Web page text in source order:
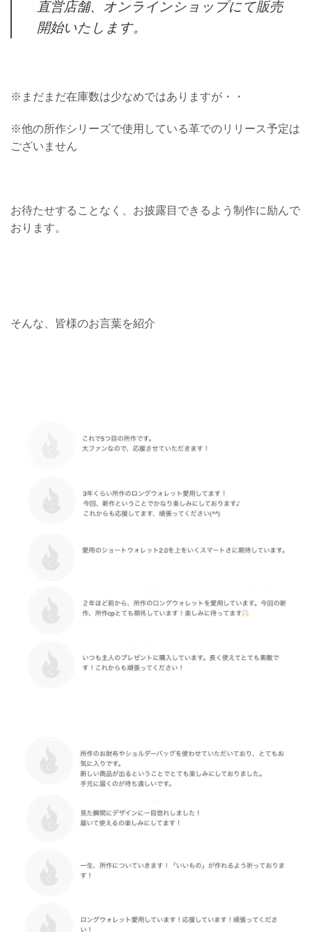
直営店舗、オンラインショップにて販売
開始いたします。
※まだまだ在庫数は少なめではありますが・・
※他の所作シリーズで使用している革でのリリース予定は
ございません
お待たせすることなく、お披露目できるよう制作に励んで
おります。
そんな、皆様のお言葉を紹介